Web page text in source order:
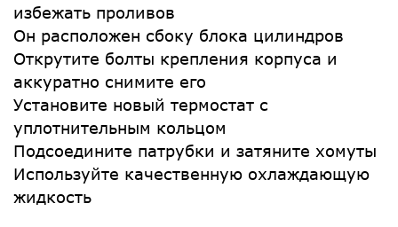
избежать проливов
Он расположен сбоку блока цилиндров
Открутите болты крепления корпуса и
аккуратно снимите его
Установите новый термостат с
уплотнительным кольцом
Подсоедините патрубки и затяните хомуты
Используйте качественную охлаждающую
жидкость